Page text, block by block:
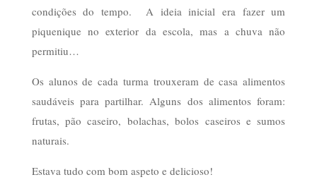
condições do tempo. A ideia inicial era fazer um
piquenique no exterior da escola, mas a chuva não
permitiu…
Os alunos de cada turma trouxeram de casa alimentos
saudáveis para partilhar. Alguns dos alimentos foram:
frutas, pão caseiro, bolachas, bolos caseiros e sumos
naturais.
Estava tudo com bom aspeto e delicioso!